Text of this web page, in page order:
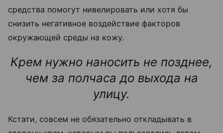
средства помогут нивелировать или хотя бы
снизить негативное воздействие факторов
окружающей среды на кожу.
Крем нужно наносить не позднее,
чем за полчаса до выхода на
улицу.
Кстати, совсем не обязательно откладывать в